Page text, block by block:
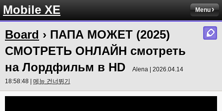
Mobile XE Menu
Board › ПАПА МОЖЕТ (2025)
СМОТРЕТЬ ОНЛАЙН смотреть
на Лордфильм в HD
Alena | 2026.04.14
18:58:48 | 메뉴 건너뛰기